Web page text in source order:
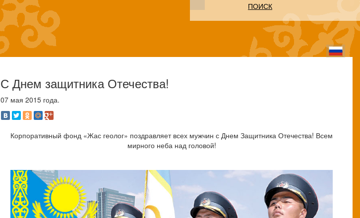
ПОИСК
С Днем защитника Отечества!
07 мая 2015 года.
Корпоративный фонд «Жас геолог» поздравляет всех мужчин с Днем Защитника Отечества! Всем
мирного неба над головой!